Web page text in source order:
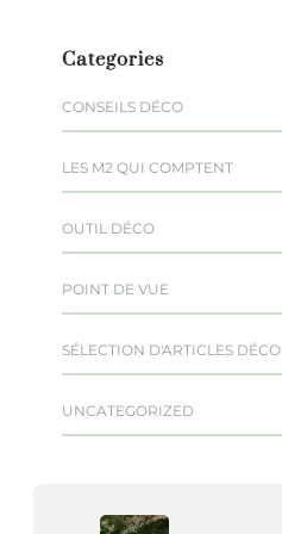
Categories
CONSEILS DÉCO
LES M2 QUI COMPTENT
OUTIL DÉCO
POINT DE VUE
SÉLECTION D'ARTICLES DÉCO
UNCATEGORIZED